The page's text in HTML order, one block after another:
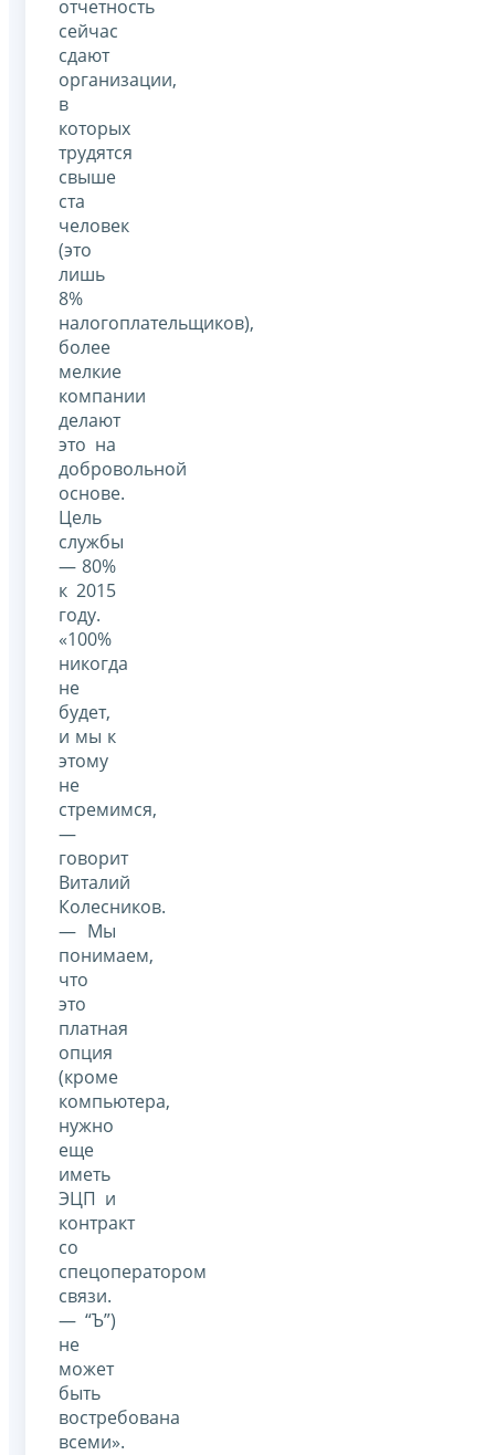
отчетность
сейчас
сдают
организации,
в
которых
трудятся
свыше
ста
человек
(это
лишь
8%
налогоплательщиков),
более
мелкие
компании
делают
это на
добровольной
основе.
Цель
службы
— 80%
к 2015
году.
«100%
никогда
не
будет,
и мы к
этому
не
стремимся,
—
говорит
Виталий
Колесников.
— Мы
понимаем,
что
это
платная
опция
(кроме
компьютера,
нужно
еще
иметь
ЭЦП и
контракт
со
спецоператором
связи.
— “Ъ”)
не
может
быть
востребована
всеми».